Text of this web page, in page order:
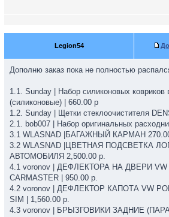
Legion54
Дополню заказ пока не полностью
1.1. Sunday | Набор силиконовых ковриков
(силиконовые) | 660.00 р
1.2. Sunday | Щетки стеклоочистителя
2.1. bob007 | Набор оригинальных
3.1 WLASNAD |БАГАЖНЫЙ КАРМАН
3.2 WLASNAD |ЦВЕТНАЯ ПОДСВЕТКА
АВТОМОБИЛЯ 2,500.00 р.
4.1 voronov | ДЕФЛЕКТОРА НА ДВЕРИ
CARMASTER | 950.00 р.
4.2 voronov | ДЕФЛЕКТОР КАПОТА VW
SIM | 1,560.00 р.
4.3 voronov | БРЫЗГОВИКИ ЗАДНИЕ